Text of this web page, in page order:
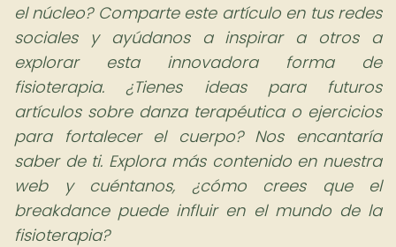
el núcleo?Comparte este artículo en tus redes
sociales y ayúdanos a inspirar a otros a
explorar esta innovadora forma de
fisioterapia. ¿Tienes ideas para futuros
artículos sobre danza terapéutica o ejercicios
para fortalecer el cuerpo? Nos encantaría
saber de ti. Explora más contenido en nuestra
web y cuéntanos, ¿cómo crees que el
breakdance puede influir en el mundo de la
fisioterapia?